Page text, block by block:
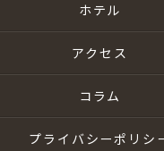
ホテル
アクセス
コラム
プライバシーポリシ